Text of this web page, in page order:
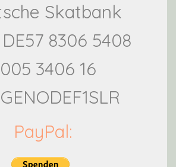
Skatbank
8306 5408
3406 16
PayPal: